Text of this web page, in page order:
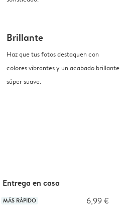
Brillante
Haz que tus fotos destaquen con
colores vibrantes y un acabado brillante
súper suave.
en casa
MÁS RÁPIDO 6,99 €